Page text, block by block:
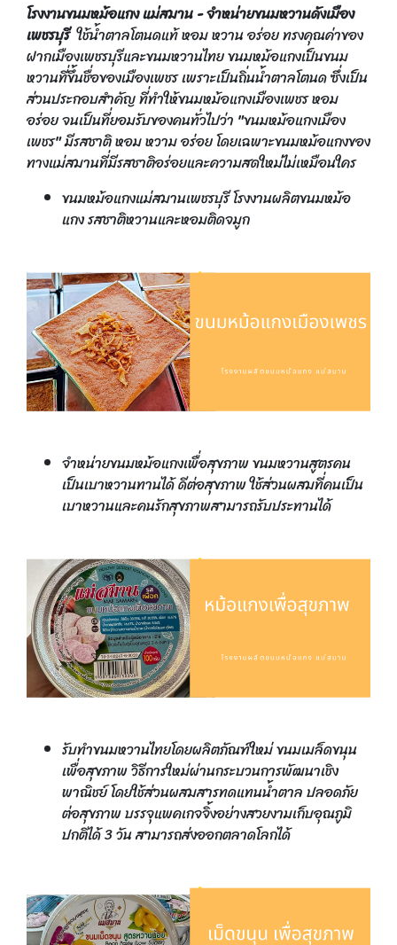
โรงงานขนมหม้อแกง แม่สมาน - จำหน่ายขนมหวานดังเมือง
เพชรบุรีใช้น้ำตาลโตนดแท้ หอม หวาน อร่อย ทรงคุณค่าของ
ฝากเมืองเพชรบุรีและขนมหวานไทย ขนมหม้อแกงเป็นขนม
หวานที่ขึ้นชื่อของเมืองเพชร เพราะเป็นถิ่นน้ำตาลโตนด ซึ่งเป็น
ส่วนประกอบสำคัญ ที่ทำให้ขนมหม้อแกงเมืองเพชร หอม
อร่อย จนเป็นที่ยอมรับของคนทั่วไปว่า "ขนมหม้อแกงเมือง
เพชร" มีรสชาติ หอม หวาม อร่อย โดยเฉพาะขนมหม้อแกงของ
ทางแม่สมานที่มีรสชาติอร่อยและความสดใหม่ไม่เหมือนใคร
ขนมหม้อแกงแม่สมานเพชรบุรี โรงงานผลิตขนมหม้อ
แกง รสชาติหวานและหอมติดจมูก
จำหน่ายขนมหม้อแกงเพื่อสุขภาพ ขนมหวานสูตรคน
เป็นเบาหวานทานได้ ดีต่อสุขภาพ ใช้ส่วนผสมที่คนเป็น
เบาหวานและคนรักสุขภาพสามารถรับประทานได้
รับทำขนมหวานไทยโดยผลิตภัณฑ์ใหม่ ขนมเมล็ดขนุน
เพื่อสุขภาพ วิธีการใหม่ผ่านกระบวนการพัฒนาเชิง
พาณิชย์ โดยใช้ส่วนผสมสารทดแทนน้ำตาล ปลอดภัย
ต่อสุขภาพ บรรจุแพคเกจจิ้งอย่างสวยงามเก็บอุณภูมิ
ปกติได้ 3 วัน สามารถส่งออกตลาดโลกได้